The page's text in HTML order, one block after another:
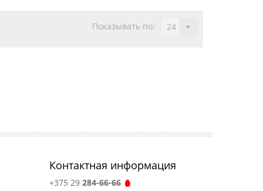
Показывать по: 24
Контактная информация
+375 29 284-66-66